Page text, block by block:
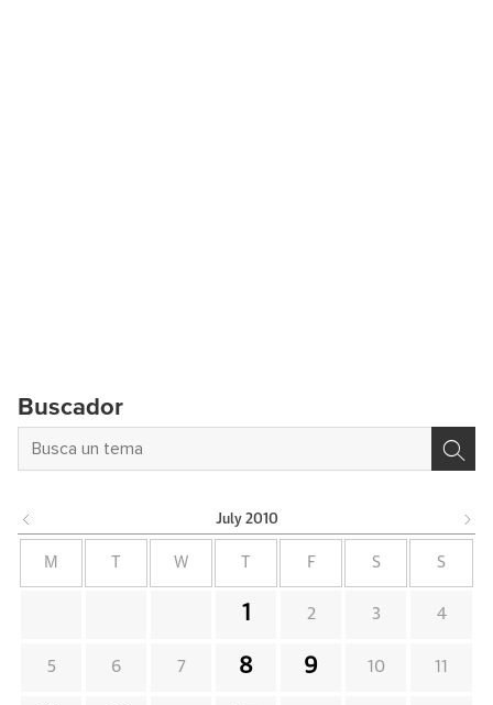
Buscador
July 2010
M W F S S
1 2 3 4
5 6 7 8 9 10 11